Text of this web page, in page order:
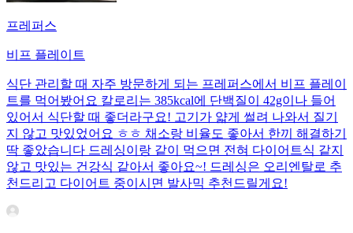
프레퍼스
비프 플레이트
식단 관리할 때 자주 방문하게 되는 프레퍼스에서 비프 플레이
트를 먹어봤어요 칼로리는 385kcal에 단백질이 42g이나 들어
있어서 식단할 때 좋더라구요! 고기가 얇게 썰려 나와서 질기
지 않고 맛있었어요 ㅎㅎ 채소랑 비율도 좋아서 한끼 해결하기
딱 좋았습니다 드레싱이랑 같이 먹으면 전혀 다이어트식 같지
않고 맛있는 건강식 같아서 좋아요~! 드레싱은 오리엔탈로 추
천드리고 다이어트 중이시면 발사믹 추천드릴게요!